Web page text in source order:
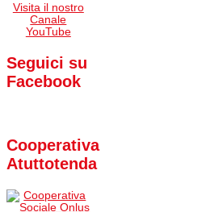
Visita il nostro
Canale
YouTube
Seguici su
Facebook
Cooperativa
Atuttotenda